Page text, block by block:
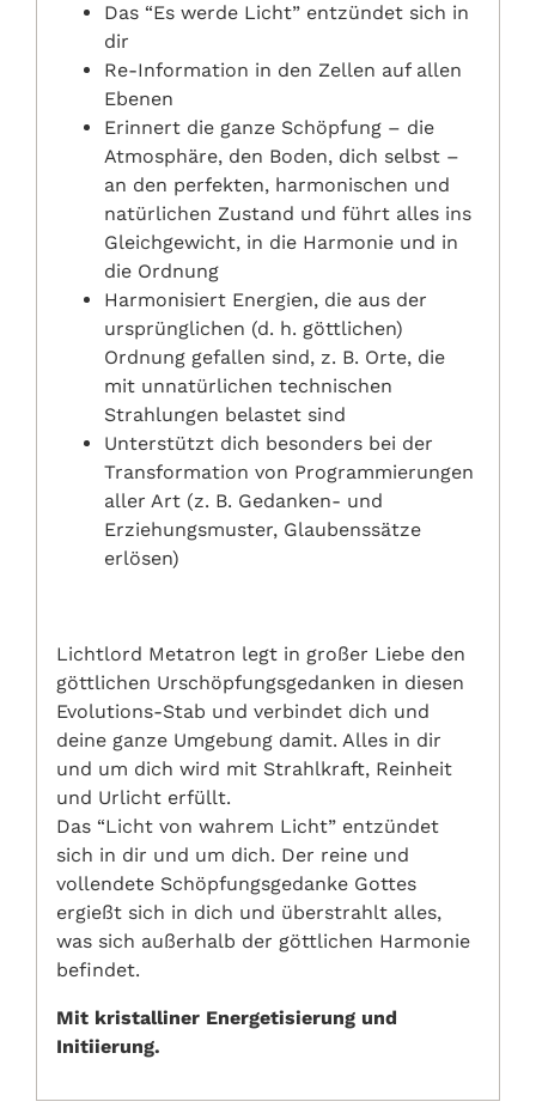
Das “Es werde Licht” entzündet sich in
dir
Re-Information in den Zellen auf allen
Ebenen
Erinnert die ganze Schöpfung – die
Atmosphäre, den Boden, dich selbst –
an den perfekten, harmonischen und
natürlichen Zustand und führt alles ins
Gleichgewicht, in die Harmonie und in
die Ordnung
Harmonisiert Energien, die aus der
ursprünglichen (d. h. göttlichen)
Ordnung gefallen sind, z. B. Orte, die
mit unnatürlichen technischen
Strahlungen belastet sind
Unterstützt dich besonders bei der
Transformation von Programmierungen
aller Art (z. B. Gedanken- und
Erziehungsmuster, Glaubenssätze
erlösen)
Lichtlord Metatron legt in großer Liebe den
göttlichen Urschöpfungsgedanken in diesen
Evolutions-Stab und verbindet dich und
deine ganze Umgebung damit. Alles in dir
und um dich wird mit Strahlkraft, Reinheit
und Urlicht erfüllt.
Das “Licht von wahrem Licht” entzündet
sich in dir und um dich. Der reine und
vollendete Schöpfungsgedanke Gottes
ergießt sich in dich und überstrahlt alles,
was sich außerhalb der göttlichen Harmonie
befindet.
Mit kristalliner Energetisierung und
Initiierung.